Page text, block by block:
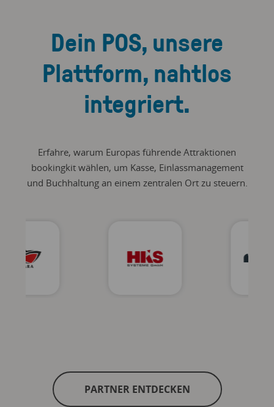
Dein POS, unsere
Plattform, nahtlos
integriert.
Erfahre, warum Europas führende Attraktionen
bookingkit wählen, um Kasse, Einlassmanagement
und Buchhaltung an einem zentralen Ort zu steuern.
PARTNER ENTDECKEN